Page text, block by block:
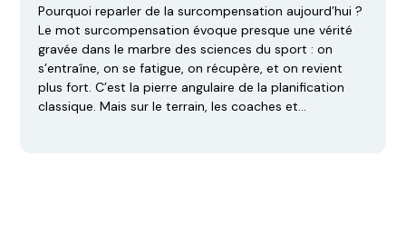
Pourquoi reparler de la surcompensation aujourd’hui ?
Le mot surcompensation évoque presque une vérité
gravée dans le marbre des sciences du sport : on
s’entraîne, on se fatigue, on récupère, et on revient
plus fort. C’est la pierre angulaire de la planification
classique. Mais sur le terrain, les coaches et…